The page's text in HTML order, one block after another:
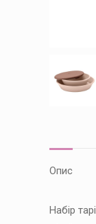
Опис
Набір